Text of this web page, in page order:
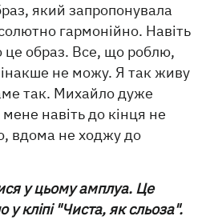
який запропонувала
гармонійно. Навіть
образ. Все, що роблю,
не можу. Я так живу
так. Михайло дуже
навіть до кінця не
вдома не ходжу до
у цьому амплуа. Це
у кліпі "Чиста, як сльоза".